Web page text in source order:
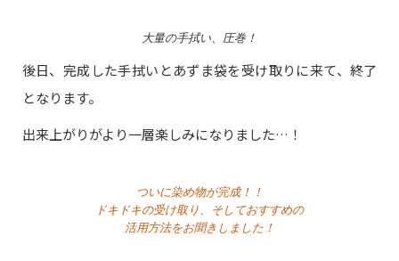
大量の手拭い、圧巻！
後日、完成した手拭いとあずま袋を受け取りに来て、終了
となります。
出来上がりがより一層楽しみになりました…！
ついに染め物が完成！！
ドキドキの受け取り、そしておすすめの
活用方法をお聞きしました！